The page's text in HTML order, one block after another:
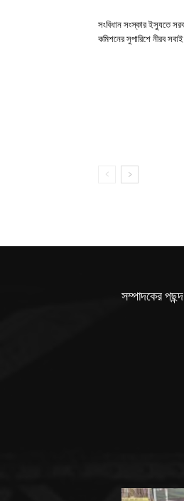
সংবিধান সংস্কার ইস্যুতে
কমিশনের সুপারিশে নীরব সবাই
সম্পাদকের পছন্দ